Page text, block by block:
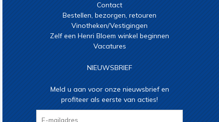
Contact
Bestellen, bezorgen, retouren
Vinotheken/Vestigingen
Zelf een Henri Bloem winkel beginnen
Vacatures
NIEUWSBRIEF
Meld u aan voor onze nieuwsbrief en
profiteer als eerste van acties!